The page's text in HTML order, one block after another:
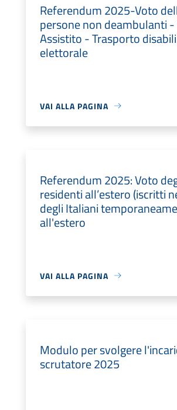
Referendum 2025-Voto
persone non deambulanti
Assistito - Trasporto
elettorale
VAI ALLA PAGINA
Referendum 2025: Voto
residenti all’estero (iscritti
degli Italiani
all'estero
VAI ALLA PAGINA
Modulo per svolgere
scrutatore 2025